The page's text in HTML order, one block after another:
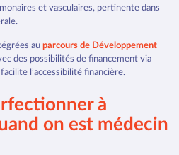
et vasculaires, pertinente dans
au parcours de Développement
des possibilités de financement via
l’accessibilité financière.
à
on est médecin